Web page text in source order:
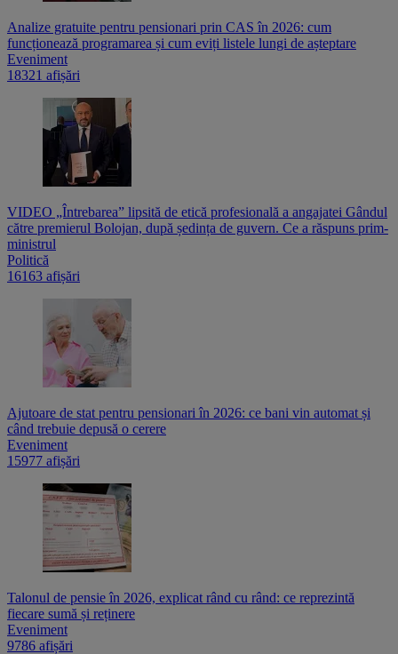
Analize gratuite pentru pensionari prin CAS în 2026: cum
funcționează programarea și cum eviți listele lungi de așteptare
Eveniment
18321 afișări
VIDEO „Întrebarea” lipsită de etică profesională a angajatei Gândul
către premierul Bolojan, după ședința de guvern. Ce a răspuns prim-
ministrul
Politică
16163 afișări
Ajutoare de stat pentru pensionari în 2026: ce bani vin automat și
când trebuie depusă o cerere
Eveniment
15977 afișări
Talonul de pensie în 2026, explicat rând cu rând: ce reprezintă
fiecare sumă și reținere
Eveniment
9786 afișări